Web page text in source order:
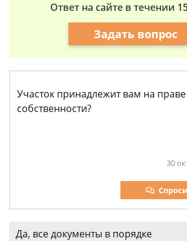
Ответ на сайте в течении
Задать вопрос
Участок принадлежит вам на праве
собственности?
30
Да, все документы в порядке